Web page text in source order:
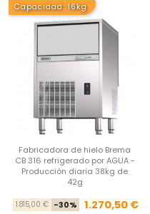
Capacidad: 16kg
Fabricadora de hielo Brema
CB 316 refrigerado por AGUA -
Producción diaria 38kg de
42g
1.815,00 € -30% 1.270,50 €